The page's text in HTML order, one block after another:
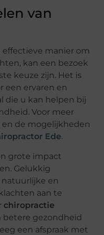
van
effectieve manier om
kan een bezoek
keuze zijn. Het is
een ervaren en
die u kan helpen bij
Voor meer
de mogelijkheden
Ede.
grote impact
Gelukkig
natuurlijke en
aan te
chiropractie
betere gezondheid
een afspraak met